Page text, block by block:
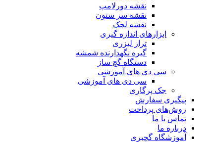
نقشه دورلامپ
نقشه سر ستون
نقشه لچک
ابزارهای اندازه گیری
تراز لیزری
گیره نگهدارنده شمشه
دستگاه گچ ساز
سی دی های آموزشی
سی دی های آموزشی
جک پرگاری
پیگیری سفارش
روش‌های پرداخت
تماس با ما
درباره ما
آموزشگاه گچبری